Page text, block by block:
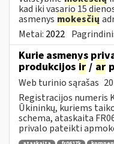
kad iki vasario 15
asmenys mokesčių
Metai: 2022
Kurie asmenys
produkcijos ir / ar
Web turinio sąrašas
Registracijos numeris
Ūkininkų, kuriems
schema, ataskaita
privalo pateikti